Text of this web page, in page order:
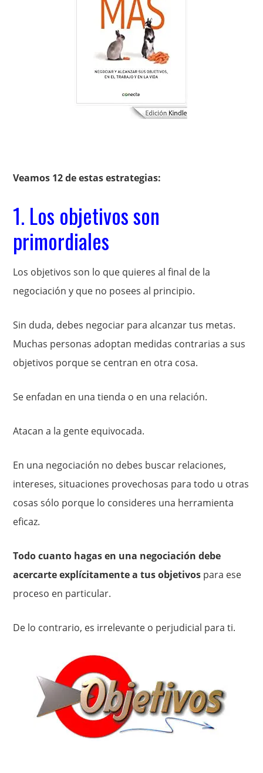
Veamos 12 de estas estrategias:
1. Los objetivos son
primordiales
Los objetivos son lo que quieres al final de la
negociación y que no posees al principio.
Sin duda, debes negociar para alcanzar tus metas.
Muchas personas adoptan medidas contrarias a sus
objetivos porque se centran en otra cosa.
Se enfadan en una tienda o en una relación.
Atacan a la gente equivocada.
En una negociación no debes buscar relaciones,
intereses, situaciones provechosas para todo u otras
cosas sólo porque lo consideres una herramienta
eficaz.
Todo cuanto hagas en una negociación debe
acercarte explícitamente a tus objetivos para ese
proceso en particular.
De lo contrario, es irrelevante o perjudicial para ti.